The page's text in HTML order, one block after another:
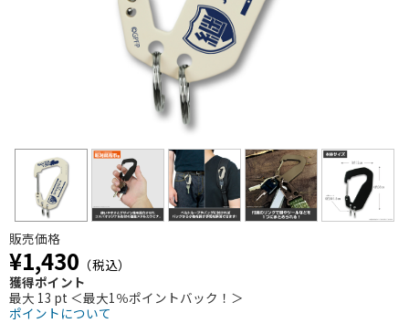
販売価格
¥1,430 （税込）
獲得ポイント
最大 13 pt ＜最大1％ポイントバック！＞
ポイントについて